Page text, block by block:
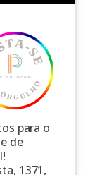
para o
de
1371,